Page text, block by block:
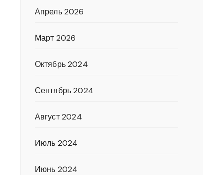
Апрель 2026
Март 2026
Октябрь 2024
Сентябрь 2024
Август 2024
Июль 2024
Июнь 2024